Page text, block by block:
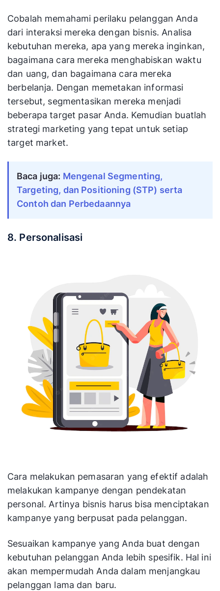
Cobalah memahami perilaku pelanggan Anda
dari interaksi mereka dengan bisnis. Analisa
kebutuhan mereka, apa yang mereka inginkan,
bagaimana cara mereka menghabiskan waktu
dan uang, dan bagaimana cara mereka
berbelanja. Dengan memetakan informasi
tersebut, segmentasikan mereka menjadi
beberapa target pasar Anda. Kemudian buatlah
strategi marketing yang tepat untuk setiap
target market.
Baca juga: Mengenal Segmenting,
Targeting, dan Positioning (STP) serta
Contoh dan Perbedaannya
8. Personalisasi
Cara melakukan pemasaran yang efektif adalah
melakukan kampanye dengan pendekatan
personal. Artinya bisnis harus bisa menciptakan
kampanye yang berpusat pada pelanggan.
Sesuaikan kampanye yang Anda buat dengan
kebutuhan pelanggan Anda lebih spesifik. Hal ini
akan mempermudah Anda dalam menjangkau
pelanggan lama dan baru.